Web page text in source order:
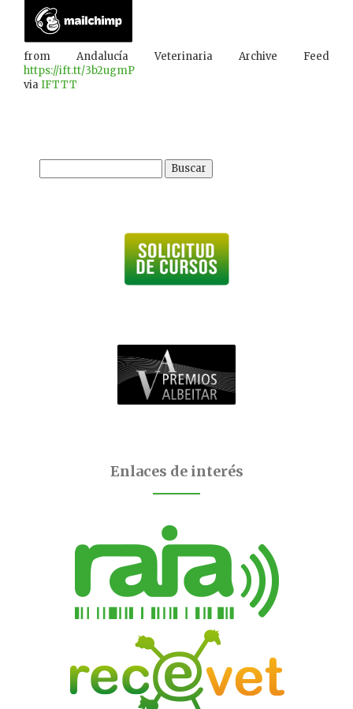
from Andalucía Veterinaria Archive Feed
https://ift.tt/3b2ugmP
viaIFTTT
Buscar:
Enlaces de interés